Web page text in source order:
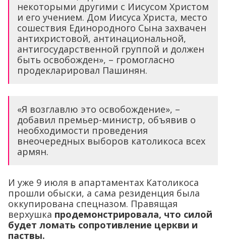
некоторыми другими с Иисусом Христом
и его учением. Дом Иисуса Христа, место
сошествия Единородного Сына захвачен
антихристовой, антинациональной,
антигосударственной группой и должен
быть освобожден», – громогласно
продекларировал Пашинян.
«Я возглавлю это освобождение», –
добавил премьер-министр, объявив о
необходимости проведения
внеочередных выборов католикоса всех
армян.
И уже 9 июля в апартаментах Католикоса
прошли обыски, а сама резиденция была
оккупирована спецназом. Правящая
верхушка продемонстрировала, что силой
будет ломать сопротивление церкви и
паствы.